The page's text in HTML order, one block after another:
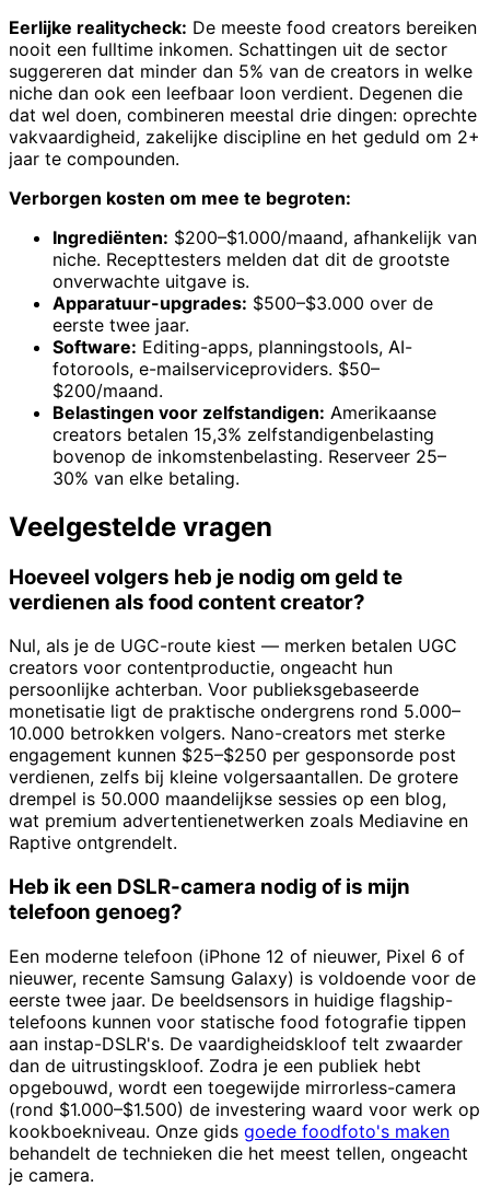
Eerlijke realitycheck: De meeste food creators bereiken
nooit een fulltime inkomen. Schattingen uit de sector
suggereren dat minder dan 5% van de creators in welke
niche dan ook een leefbaar loon verdient. Degenen die
dat wel doen, combineren meestal drie dingen: oprechte
vakvaardigheid, zakelijke discipline en het geduld om 2+
jaar te compounden.
Verborgen kosten om mee te begroten:
Ingrediënten: $200–$1.000/maand, afhankelijk van
niche. Recepttesters melden dat dit de grootste
onverwachte uitgave is.
Apparatuur-upgrades: $500–$3.000 over de
eerste twee jaar.
Software: Editing-apps, planningstools, AI-
fotorools, e-mailserviceproviders. $50–
$200/maand.
Belastingen voor zelfstandigen: Amerikaanse
creators betalen 15,3% zelfstandigenbelasting
bovenop de inkomstenbelasting. Reserveer 25–
30% van elke betaling.
Veelgestelde vragen
Hoeveel volgers heb je nodig om geld te
verdienen als food content creator?
Nul, als je de UGC-route kiest — merken betalen UGC
creators voor contentproductie, ongeacht hun
persoonlijke achterban. Voor publieksgebaseerde
monetisatie ligt de praktische ondergrens rond 5.000–
10.000 betrokken volgers. Nano-creators met sterke
engagement kunnen $25–$250 per gesponsorde post
verdienen, zelfs bij kleine volgersaantallen. De grotere
drempel is 50.000 maandelijkse sessies op een blog,
wat premium advertentienetwerken zoals Mediavine en
Raptive ontgrendelt.
Heb ik een DSLR-camera nodig of is mijn
telefoon genoeg?
Een moderne telefoon (iPhone 12 of nieuwer, Pixel 6 of
nieuwer, recente Samsung Galaxy) is voldoende voor de
eerste twee jaar. De beeldsensors in huidige flagship-
telefoons kunnen voor statische food fotografie tippen
aan instap-DSLR's. De vaardigheidskloof telt zwaarder
dan de uitrustingskloof. Zodra je een publiek hebt
opgebouwd, wordt een toegewijde mirrorless-camera
(rond $1.000–$1.500) de investering waard voor werk op
kookboekniveau. Onze gids goede foodfoto's maken
behandelt de technieken die het meest tellen, ongeacht
je camera.